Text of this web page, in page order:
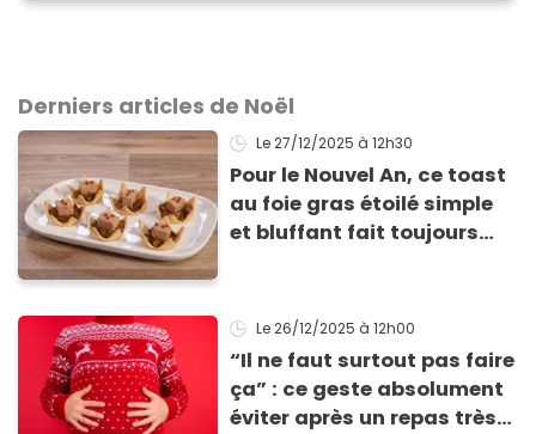
Derniers articles de Noël
Le 27/12/2025 à 12h30
Pour le Nouvel An, ce toast
au foie gras étoilé simple
et bluffant fait toujours
Le 26/12/2025 à 12h00
“Il ne faut surtout pas faire
ça” : ce geste absolument
éviter après un repas très